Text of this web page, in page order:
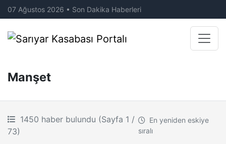
07 Ağustos 2026 • Son Dakika Haberleri
Manşet
1450 haber bulundu (Sayfa 1 /
73)
En yeniden eskiye
sıralı